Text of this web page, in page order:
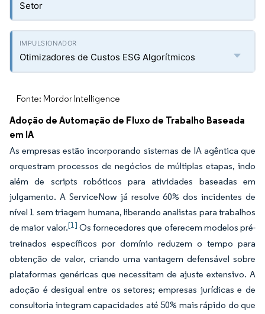
Setor
Otimizadores de Custos ESG Algorítmicos
Fonte: Mordor Intelligence
Adoção de Automação de Fluxo de Trabalho Baseada
em IA
As empresas estão incorporando sistemas de IA agêntica que
orquestram processos de negócios de múltiplas etapas, indo
além de scripts robóticos para atividades baseadas em
julgamento. A ServiceNow já resolve 60% dos incidentes de
nível 1 sem triagem humana, liberando analistas para trabalhos
de maior valor.[1] Os fornecedores que oferecem modelos pré-
treinados específicos por domínio reduzem o tempo para
obtenção de valor, criando uma vantagem defensável sobre
plataformas genéricas que necessitam de ajuste extensivo. A
adoção é desigual entre os setores; empresas jurídicas e de
consultoria integram capacidades até 50% mais rápido do que